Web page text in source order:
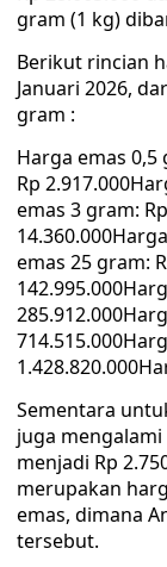
gram (1 kg)
Berikut rincian
Januari 2026,
gram :
Harga emas 0,5
Rp
emas 3 gram:
emas 25 gram:
Sementara
juga mengalami
menjadi Rp
merupakan
emas, dimana
tersebut.